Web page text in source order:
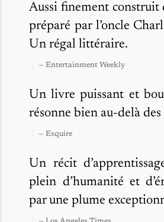
Aussi finement construit
préparé par l’oncle
Un régal littéraire.
— Entertainment Weekly
Un livre puissant et
résonne bien au-delà des
— Esquire
Un récit
plein d’humanité et
par une plume